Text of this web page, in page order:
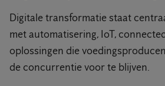
Digitale transformatie staat
met automatisering, IoT,
oplossingen die
de concurrentie voor te blijven.